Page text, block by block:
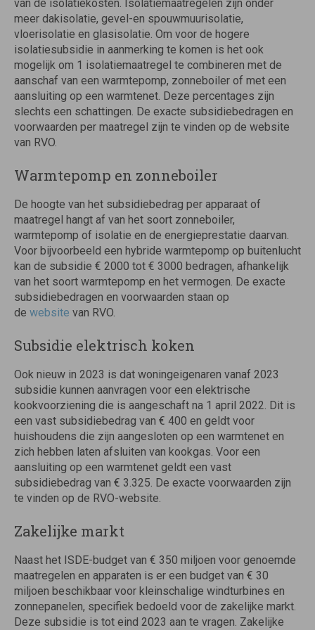
van de isolatiekosten. Isolatiemaatregelen zijn onder
meer dakisolatie, gevel-en spouwmuurisolatie,
vloerisolatie en glasisolatie. Om voor de hogere
isolatiesubsidie in aanmerking te komen is het ook
mogelijk om 1 isolatiemaatregel te combineren met de
aanschaf van een warmtepomp, zonneboiler of met een
aansluiting op een warmtenet. Deze percentages zijn
slechts een schattingen. De exacte subsidiebedragen en
voorwaarden per maatregel zijn te vinden op de website
van RVO.
Warmtepomp en zonneboiler
De hoogte van het subsidiebedrag per apparaat of
maatregel hangt af van het soort zonneboiler,
warmtepomp of isolatie en de energieprestatie daarvan.
Voor bijvoorbeeld een hybride warmtepomp op buitenlucht
kan de subsidie € 2000 tot € 3000 bedragen, afhankelijk
van het soort warmtepomp en het vermogen. De exacte
subsidiebedragen en voorwaarden staan op
de website van RVO.
Subsidie elektrisch koken
Ook nieuw in 2023 is dat woningeigenaren vanaf 2023
subsidie kunnen aanvragen voor een elektrische
kookvoorziening die is aangeschaft na 1 april 2022. Dit is
een vast subsidiebedrag van € 400 en geldt voor
huishoudens die zijn aangesloten op een warmtenet en
zich hebben laten afsluiten van kookgas. Voor een
aansluiting op een warmtenet geldt een vast
subsidiebedrag van € 3.325. De exacte voorwaarden zijn
te vinden op de RVO-website.
Zakelijke markt
Naast het ISDE-budget van € 350 miljoen voor genoemde
maatregelen en apparaten is er een budget van € 30
miljoen beschikbaar voor kleinschalige windturbines en
zonnepanelen, specifiek bedoeld voor de zakelijke markt.
Deze subsidie is tot eind 2023 aan te vragen. Zakelijke